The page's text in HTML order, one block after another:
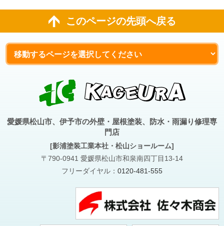
このページの先頭へ戻る
愛媛県松山市、伊予市の外壁・屋根塗装、防水・雨漏り修理専
門店
[影浦塗装工業本社・松山ショールーム]
〒790-0941 愛媛県松山市和泉南四丁目13-14
フリーダイヤル： 0120-481-555